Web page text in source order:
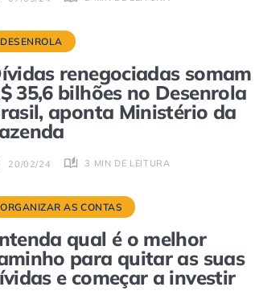
DESENROLA
renegociadas somam
35,6 bilhões no Desenrola
aponta Ministério da
20/02/24 3 MIN DE LEITURA
ORGANIZAR AS CONTAS
qual é o melhor
para quitar as suas
e começar a investir